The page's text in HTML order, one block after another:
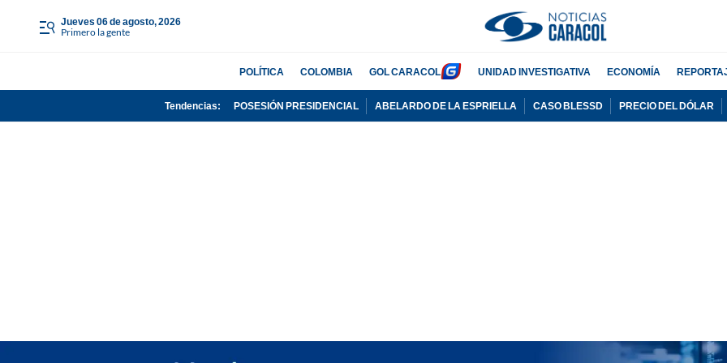
jueves 06 de agosto, 2026
Primero la gente
POLÍTICA COLOMBIA GOL CARACOL UNIDAD INVESTIGATIVA ECONOMÍA
Tendencias: POSESIÓN PRESIDENCIAL ABELARDO DE LA ESPRIELLA CASO BLESSD PRECIO DEL DÓLAR